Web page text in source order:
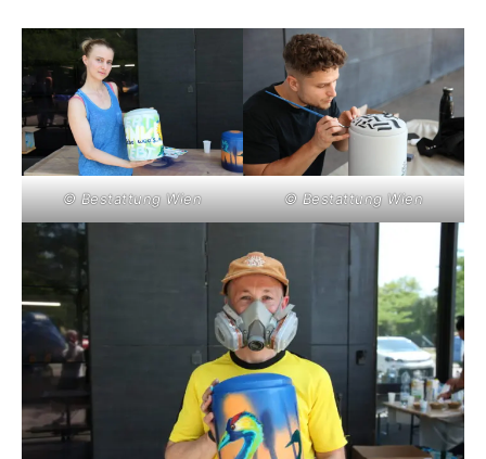
© Bestattung Wien © Bestattung Wien